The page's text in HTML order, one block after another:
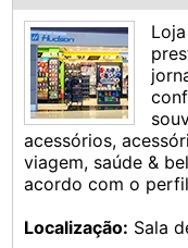
acessórios,
viagem, saúde &
acordo com o
Localização: Sala